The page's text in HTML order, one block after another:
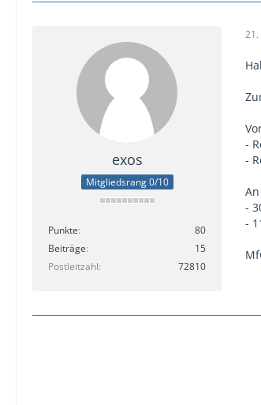
exos
Mitgliedsrang 0/10
Punkte
80
Beiträge
15
Postleitzahl
72810
-
-
-
-